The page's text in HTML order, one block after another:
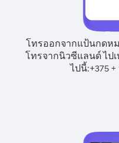
โทรออกจากแป้นกดห
โทรจากนิวซีแลนด์ ไป
ไปนี้:+375+